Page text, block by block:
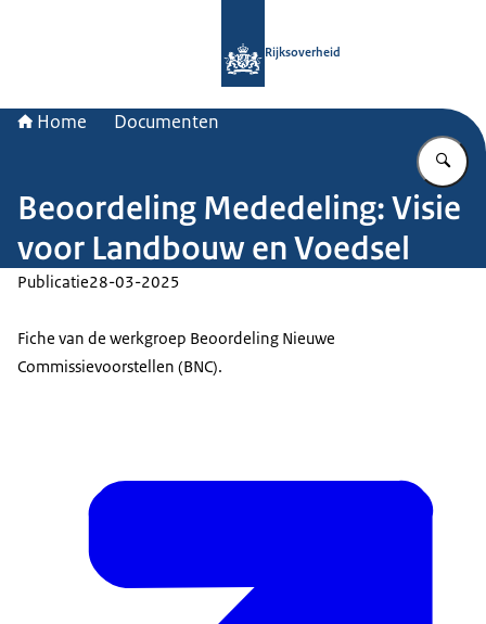
Rijksoverheid
Home Documenten
Beoordeling Mededeling: Visie
voor Landbouw en Voedsel
Publicatie28-03-2025
Fiche van de werkgroep Beoordeling Nieuwe
Commissievoorstellen (BNC).